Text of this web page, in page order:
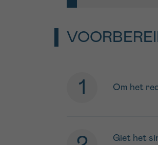
Om het
Giet het